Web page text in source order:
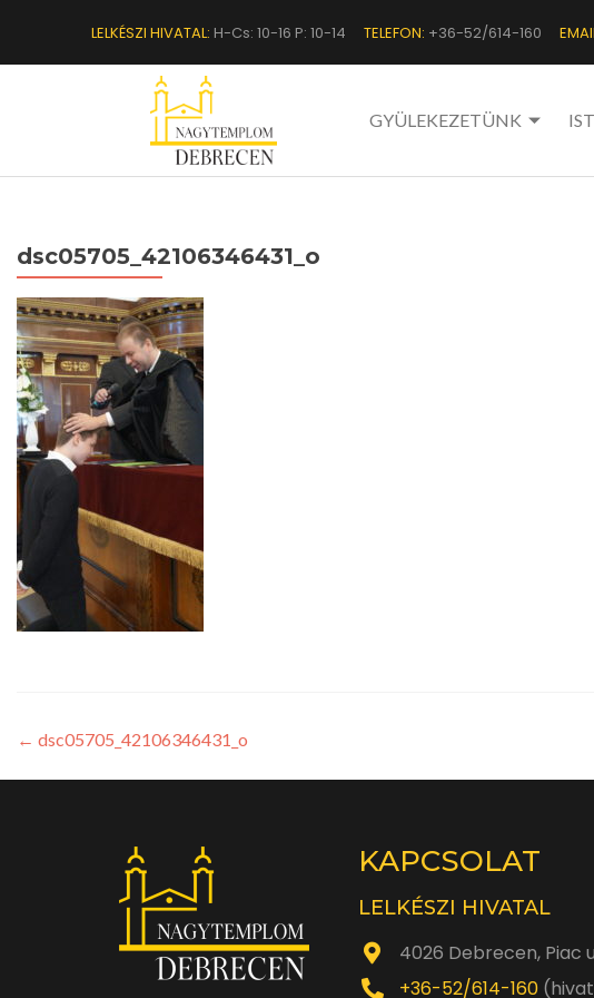
LELKÉSZI HIVATAL: H-Cs: 10-16 P: 10-14 TELEFON: +36-52/614-160
GYÜLEKEZETÜNK
dsc05705_42106346431_o
← dsc05705_42106346431_o
KAPCSOLAT
LELKÉSZI HIVATAL
4026 Debrecen, Piac
+36-52/614-160